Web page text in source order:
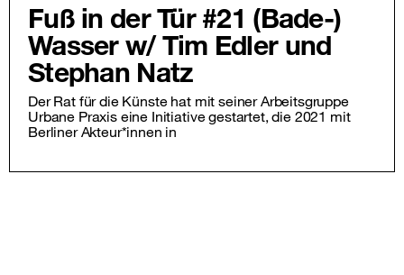
Fuß in der Tür #21 (Bade-)
Wasser w/ Tim Edler und
Stephan Natz
Der Rat für die Künste hat mit seiner Arbeitsgruppe
Urbane Praxis eine Initiative gestartet, die 2021 mit
Berliner Akteur*innen in